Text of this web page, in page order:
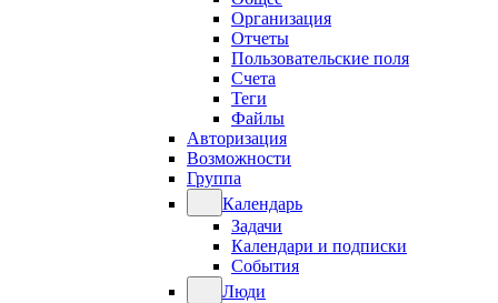
Организация
Отчеты
Пользовательские поля
Счета
Теги
Файлы
Авторизация
Возможности
Группа
Календарь
Задачи
Календари и подписки
События
Люди